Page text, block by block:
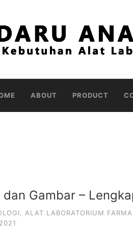
ABOUT PRODUCT
Gambar –
ALAT LABORATORIUM